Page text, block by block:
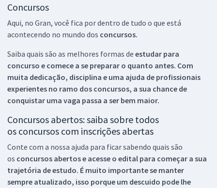
Concursos
Aqui, no Gran, você fica por dentro de tudo o que está
acontecendo no mundo dos concursos.
Saiba quais são as melhores formas de estudar para
concurso e comece a se preparar o quanto antes. Com
muita dedicação, disciplina e uma ajuda de profissionais
experientes no ramo dos concursos, a sua chance de
conquistar uma vaga passa a ser bem maior.
Concursos abertos: saiba sobre todos
os concursos com inscrições abertas
Conte com a nossa ajuda para ficar sabendo quais são
os concursos abertos e acesse o edital para começar a sua
trajetória de estudo. É muito importante se manter
sempre atualizado, isso porque um descuido pode lhe